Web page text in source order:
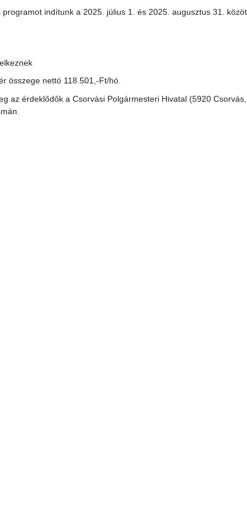
indítunk a 2025. július 1. és 2025. augusztus 31.
összege nettó 118.501,-Ft/hó.
az érdeklődők a Csorvási Polgármesteri Hivatal (5920